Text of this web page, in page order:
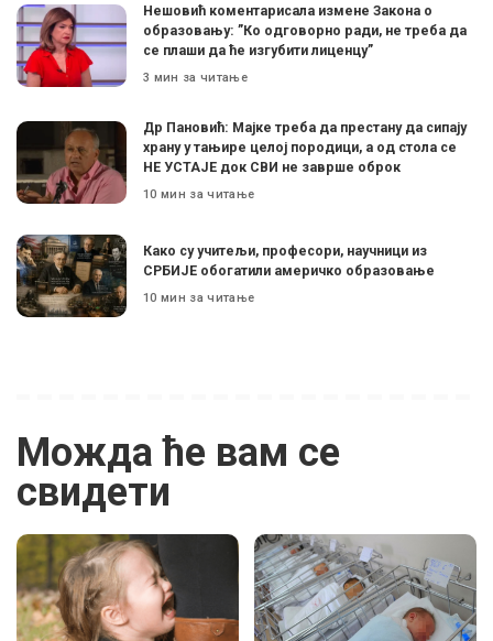
Нешовић коментарисала измене Закона о
образовању: ”Ко одговорно ради, не треба да
се плаши да ће изгубити лиценцу”
3 мин за читање
Др Пановић: Мајке треба да престану да сипају
храну у тањире целој породици, а од стола се
НЕ УСТАЈЕ док СВИ не заврше оброк
10 мин за читање
Како су учитељи, професори, научници из
СРБИЈЕ обогатили америчко образовање
10 мин за читање
Можда ће вам се
свидети